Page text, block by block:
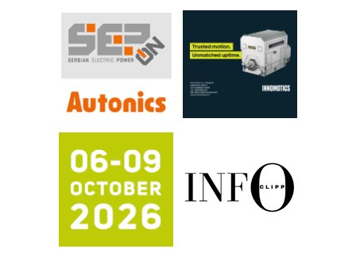
FANUC: Najbolje za vašu pametnu
automatizaciju
Efikasno upravljanje energijom
Automatizacija pakovanja · Display
(Shelf-Ready) omotnice
Potpuna efikasnost bez složenih
Trajna oznaka kao dugoročna korist
Bezbednost na prvom mestu!
IB BLUMENAUER - više od 40 godina
poverenja u industriji
– Pametna signalizacija za efikasnije